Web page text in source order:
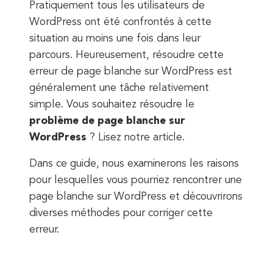
Pratiquement tous les utilisateurs de
WordPress ont été confrontés à cette
situation au moins une fois dans leur
parcours. Heureusement, résoudre cette
erreur de page blanche sur WordPress est
généralement une tâche relativement
simple. Vous souhaitez résoudre le
problème de page blanche sur
WordPress ? Lisez notre article.
Dans ce guide, nous examinerons les raisons
pour lesquelles vous pourriez rencontrer une
page blanche sur WordPress et découvrirons
diverses méthodes pour corriger cette
erreur.